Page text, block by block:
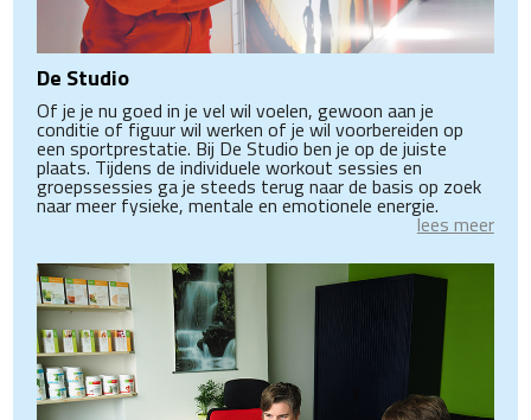
De Studio
Of je je nu goed in je vel wil voelen, gewoon aan je
conditie of figuur wil werken of je wil voorbereiden op
een sportprestatie. Bij De Studio ben je op de juiste
plaats. Tijdens de individuele workout sessies en
groepssessies ga je steeds terug naar de basis op zoek
naar meer fysieke, mentale en emotionele energie.
lees meer